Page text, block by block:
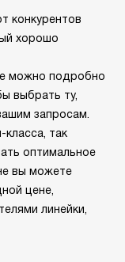
конкурентов
хорошо
можно подробно
выбрать ту,
запросам.
так
оптимальное
вы можете
цене,
линейки,